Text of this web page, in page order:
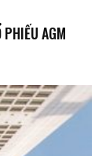
AGM